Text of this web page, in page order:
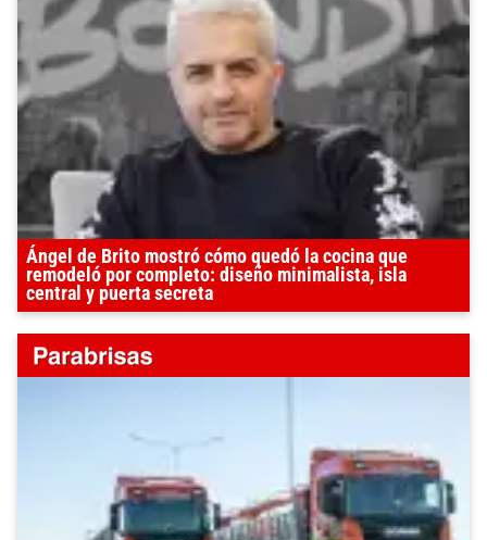
Ángel de Brito mostró cómo quedó la cocina que
remodeló por completo: diseño minimalista, isla
central y puerta secreta